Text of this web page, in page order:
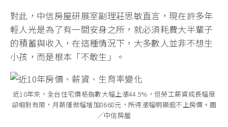
對此，中信房屋研展室副理莊思敏直言，現在許多年
輕人光是為了有一間安身之所，就必須耗費大半輩子
的積蓄與收入，在這種情況下，大多數人並非不想生
小孩，而是根本「不敢生」。
近10年來，全台住宅價格指數大幅上漲44.5%，但勞工薪資成長幅度
卻相對有限，月薪僅微幅增加8668元，所得漲幅明顯追不上房價。圖
／中信房屋